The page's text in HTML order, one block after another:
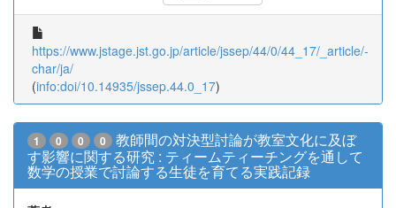
https://www.jstage.jst.go.jp/article/jssep/44/0/44_17/_article/-
char/ja/
(info:doi/10.14935/jssep.44.0_17)
1 0 0 0
教師間の対決型討論が教室文化に及ぼ
す影響に関する研究 : ティームティーチングを通して
数学の授業で討論する生徒を育てる実践記録